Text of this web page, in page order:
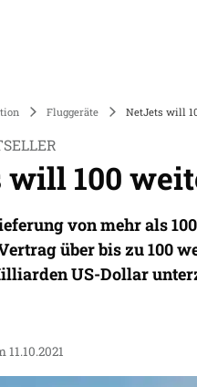
Fluggeräte NetJets will
100
von mehr als
über bis zu 100
US-Dollar